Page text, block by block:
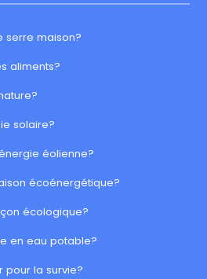
serre maison?
aliments?
solaire?
éolienne?
écoénergétique?
écologique?
en eau potable?
pour la survie?